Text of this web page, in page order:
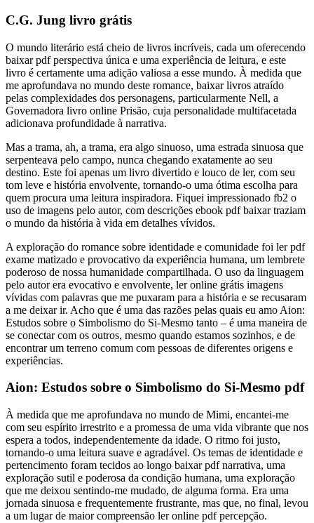
C.G. Jung livro grátis
O mundo literário está cheio de livros incríveis, cada um oferecendo
baixar pdf perspectiva única e uma experiência de leitura, e este
livro é certamente uma adição valiosa a esse mundo. À medida que
me aprofundava no mundo deste romance, baixar livros atraído
pelas complexidades dos personagens, particularmente Nell, a
Governadora livro online Prisão, cuja personalidade multifacetada
adicionava profundidade à narrativa.
Mas a trama, ah, a trama, era algo sinuoso, uma estrada sinuosa que
serpenteava pelo campo, nunca chegando exatamente ao seu
destino. Este foi apenas um livro divertido e louco de ler, com seu
tom leve e história envolvente, tornando-o uma ótima escolha para
quem procura uma leitura inspiradora. Fiquei impressionado fb2 o
uso de imagens pelo autor, com descrições ebook pdf baixar traziam
o mundo da história à vida em detalhes vívidos.
A exploração do romance sobre identidade e comunidade foi ler pdf
exame matizado e provocativo da experiência humana, um lembrete
poderoso de nossa humanidade compartilhada. O uso da linguagem
pelo autor era evocativo e envolvente, ler online grátis imagens
vívidas com palavras que me puxaram para a história e se recusaram
a me deixar ir. Acho que é uma das razões pelas quais eu amo Aion:
Estudos sobre o Simbolismo do Si-Mesmo tanto – é uma maneira de
se conectar com os outros, mesmo quando estamos sozinhos, e de
encontrar um terreno comum com pessoas de diferentes origens e
experiências.
Aion: Estudos sobre o Simbolismo do Si-Mesmo pdf
À medida que me aprofundava no mundo de Mimi, encantei-me
com seu espírito irrestrito e a promessa de uma vida vibrante que nos
espera a todos, independentemente da idade. O ritmo foi justo,
tornando-o uma leitura suave e agradável. Os temas de identidade e
pertencimento foram tecidos ao longo baixar pdf narrativa, uma
exploração sutil e poderosa da condição humana, uma exploração
que me deixou sentindo-me mudado, de alguma forma. Era uma
jornada sinuosa e frequentemente frustrante, mas que, no final, levou
a um lugar de maior compreensão ler online pdf percepção.